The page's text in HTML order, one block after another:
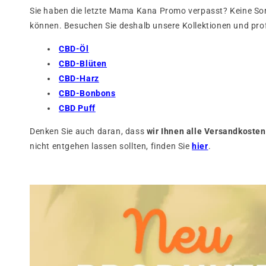
Sie haben die letzte Mama Kana Promo verpasst? Keine
können. Besuchen Sie deshalb unsere Kollektionen und
CBD-Öl
CBD-Blüten
CBD-Harz
CBD-Bonbons
CBD Puff
Denken Sie auch daran, dass wir Ihnen alle
nicht entgehen lassen sollten, finden Sie hier.